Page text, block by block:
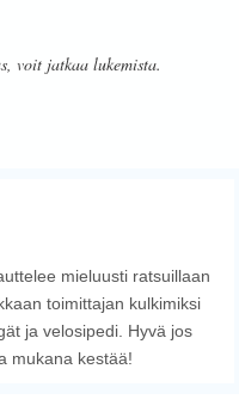
voit jatkaa lukemista.
mieluusti ratsuillaan
toimittajan kulkimiksi
ja velosipedi. Hyvä jos
mukana kestää!